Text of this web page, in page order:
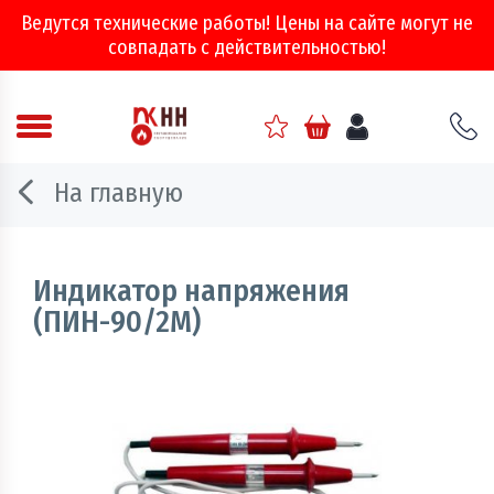
Ведутся технические работы! Цены на сайте могут не
совпадать с действительностью!
Аварийно - спасательное оборудование
Двери, ворота и люки противопожарные
Информационно-справочная литература
Огнебиозащитные составы
Огнетушители
На главную
Индикатор напряжения
(ПИН-90/2М)